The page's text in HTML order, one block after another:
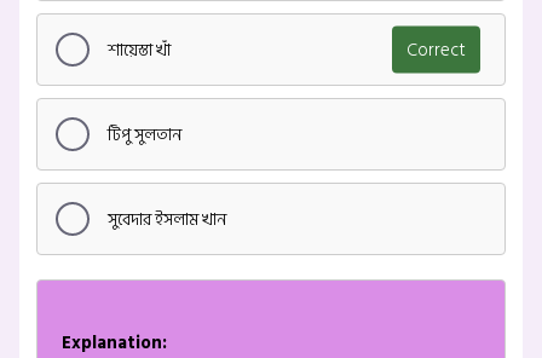
শায়েস্তা খাঁ Correct
টিপু সুলতান
সুবেদার ইসলাম খান
Explanation: